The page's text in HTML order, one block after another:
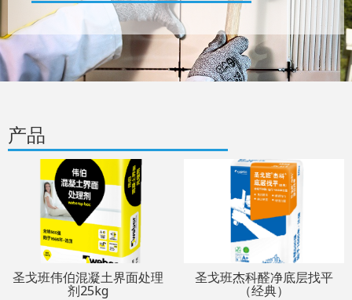
产品
圣戈班伟伯混凝土界面处理
剂25kg
圣戈班杰科醛净底层找平
（经典）